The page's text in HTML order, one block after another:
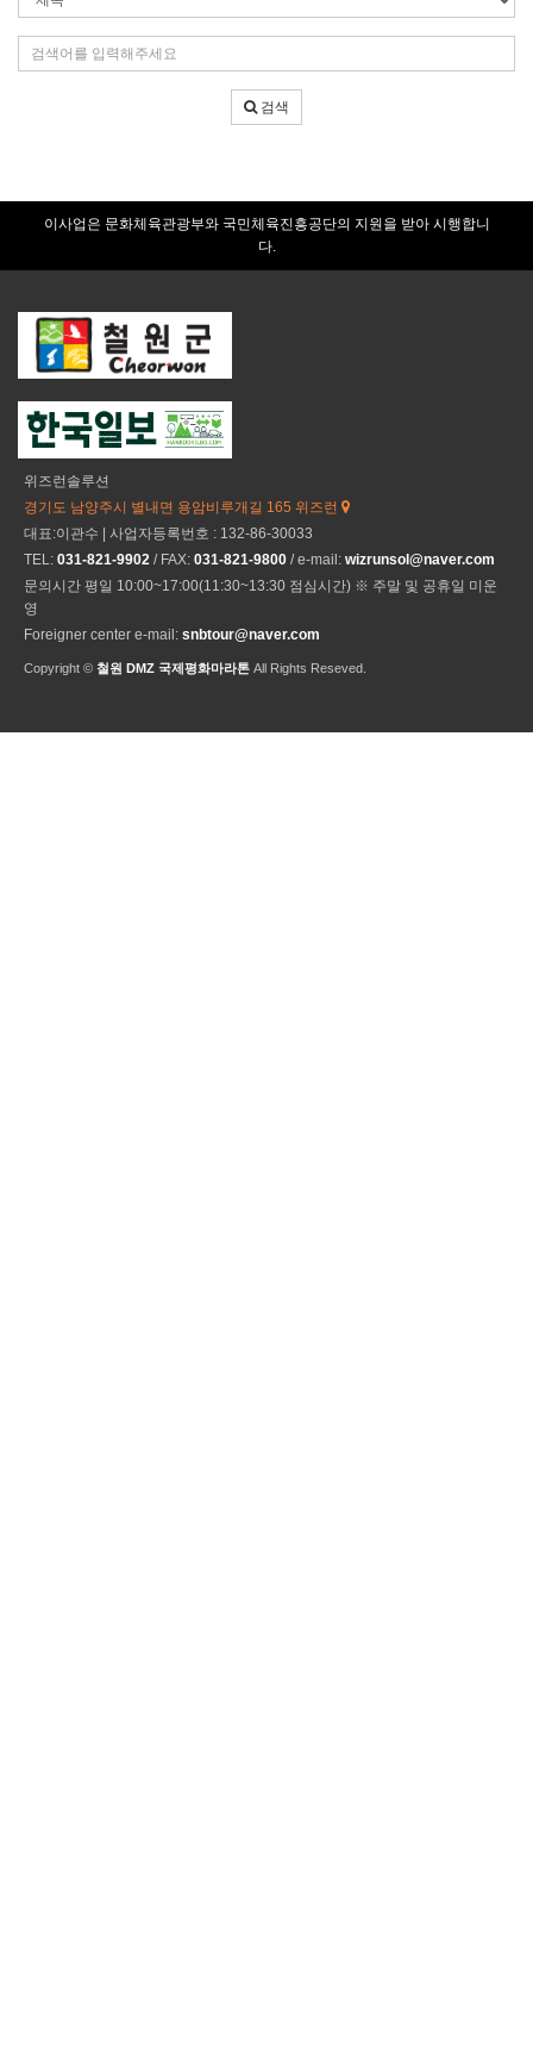
색
조
색
어
입
검색
이사업은 문화체육관광부와 국민체육진흥공단의 지원을 받아 시행합니
다.
위즈런솔루션
경기도 남양주시 별내면 용암비루개길 165 위즈런
대표:이관수 | 사업자등록번호 : 132-86-30033
TEL: 031-821-9902 / FAX: 031-821-9800 / e-mail: wizrunsol@naver.com
문의시간 평일 10:00~17:00(11:30~13:30 점심시간) ※ 주말 및 공휴일 미운
영
Foreigner center e-mail: snbtour@naver.com
Copyright © 철원 DMZ 국제평화마라톤 All Rights Reseved.